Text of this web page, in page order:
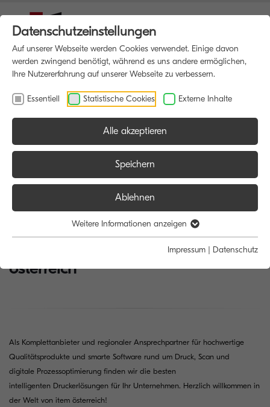
Wirtschaftliche, kundenorientierte
Druckerlösungen von item
österreich
Als Komplettanbieter und regionaler Ansprechpartner für hochwertige
Qualitätsprodukte und smarte Software rund um Druck, Scan und
digitale Prozessoptimierung finden wir die besten
intelligenten Druckerlösungen für Ihr Unternehmen. Herzlich willkommen in
der Welt von item österreich!
Datenschutzeinstellungen
Auf unserer Webseite werden Cookies verwendet. Einige davon
werden zwingend benötigt, während es uns andere ermöglichen,
Ihre Nutzererfahrung auf unserer Webseite zu verbessern.
Essentiell Statistische Cookies Externe Inhalte
Alle akzeptieren
Speichern
Ablehnen
Weitere Informationen anzeigen
Impressum | Datenschutz